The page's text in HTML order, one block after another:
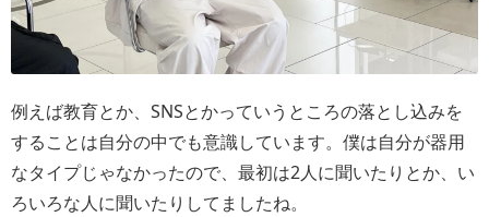
例えば教育とか、SNSとかっていうところの落とし込みを
することは自分の中でも意識しています。僕は自分が器用
なタイプじゃなかったので、最初は2人に聞いたりとか、い
ろいろな人に聞いたりしてましたね。